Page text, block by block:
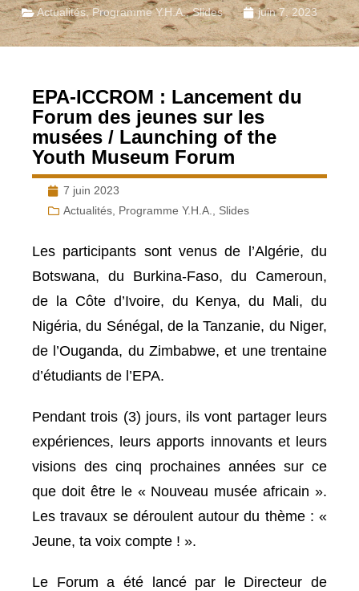
Actualités,Programme Y.H.A.,Slides juin 7, 2023
EPA-ICCROM : Lancement du
Forum des jeunes sur les
musées / Launching of the
Youth Museum Forum
7 juin 2023
Actualités Programme Y.H.A. Slides
Les participants sont venus de l’Algérie, du
Botswana, du Burkina-Faso, du Cameroun,
de la Côte d’Ivoire, du Kenya, du Mali, du
Nigéria, du Sénégal, de la Tanzanie, du Niger,
de l’Ouganda, du Zimbabwe, et une trentaine
d’étudiants de l’EPA.
Pendant trois (3) jours, ils vont partager leurs
expériences, leurs apports innovants et leurs
visions des cinq prochaines années sur ce
que doit être le « Nouveau musée africain ».
Les travaux se déroulent autour du thème : «
Jeune, ta voix compte ! ».
Le Forum a été lancé par le Directeur de